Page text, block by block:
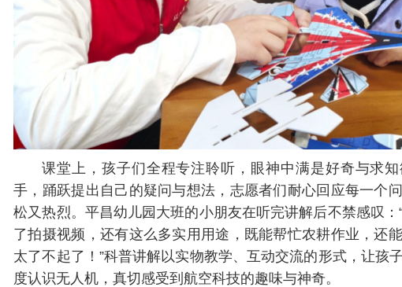
课堂上，孩子们全程专注聆听，眼神中满是好奇与求
手，踊跃提出自己的疑问与想法，志愿者们耐心回应每一个
松又热烈。平昌幼儿园大班的小朋友在听完讲解后不禁感叹：
了拍摄视频，还有这么多实用用途，既能帮忙农耕作业，还
太了不起了！”科普讲解以实物教学、互动交流的形式，让孩
度认识无人机，真切感受到航空科技的趣味与神奇。